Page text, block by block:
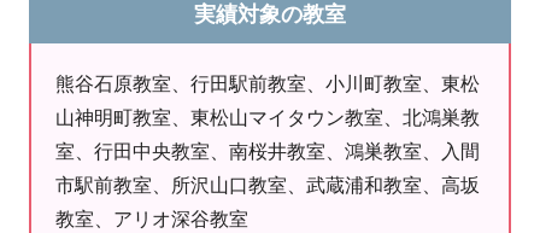
実績対象の教室
熊谷石原教室、行田駅前教室、小川町教室、東松
山神明町教室、東松山マイタウン教室、北鴻巣教
室、行田中央教室、南桜井教室、鴻巣教室、入間
市駅前教室、所沢山口教室、武蔵浦和教室、高坂
教室、アリオ深谷教室